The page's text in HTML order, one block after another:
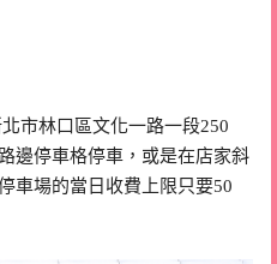
市林口區文化一路一段250
邊停車格停車，或是在店家斜
車場的當日收費上限只要50